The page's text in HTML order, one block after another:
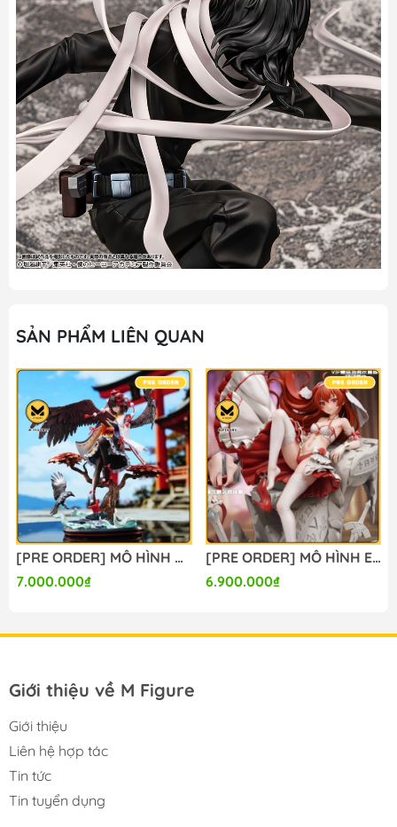
SẢN PHẨM LIÊN QUAN
[PRE ORDER] MÔ HÌNH Shameimaru Aya - Touhou Project (Liuli Studio) FIGURE CHÍNH HÃNG
7.000.000₫
[PRE ORDER] MÔ HÌNH Eris Greyrat - Mushoku Tensei (Lolikoo Studio) FIGURE CHÍNH HÃNG
6.900.000₫
Giới thiệu về M Figure
Giới thiệu
Liên hệ hợp tác
Tin tức
Tin tuyển dụng